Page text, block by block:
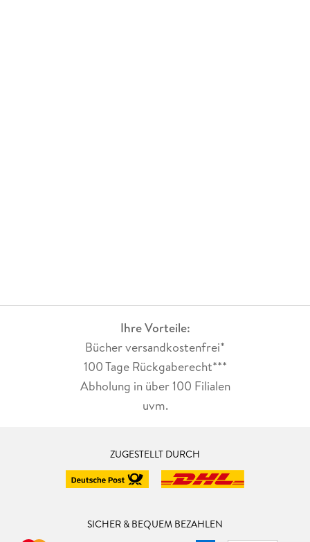
Ihre Vorteile:
Bücher versandkostenfrei*
100 Tage Rückgaberecht***
Abholung in über 100 Filialen
uvm.
ZUGESTELLT DURCH
SICHER & BEQUEM BEZAHLEN